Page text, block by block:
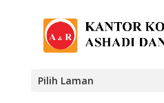
Pilih Laman